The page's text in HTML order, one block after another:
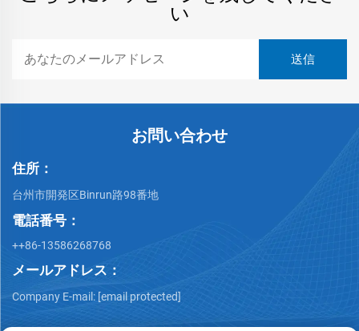
い
お問い合わせ
住所：
台州市開発区Binrun路98番地
電話番号：
++86-13586268768
メールアドレス：
Company E-mail: [email protected]